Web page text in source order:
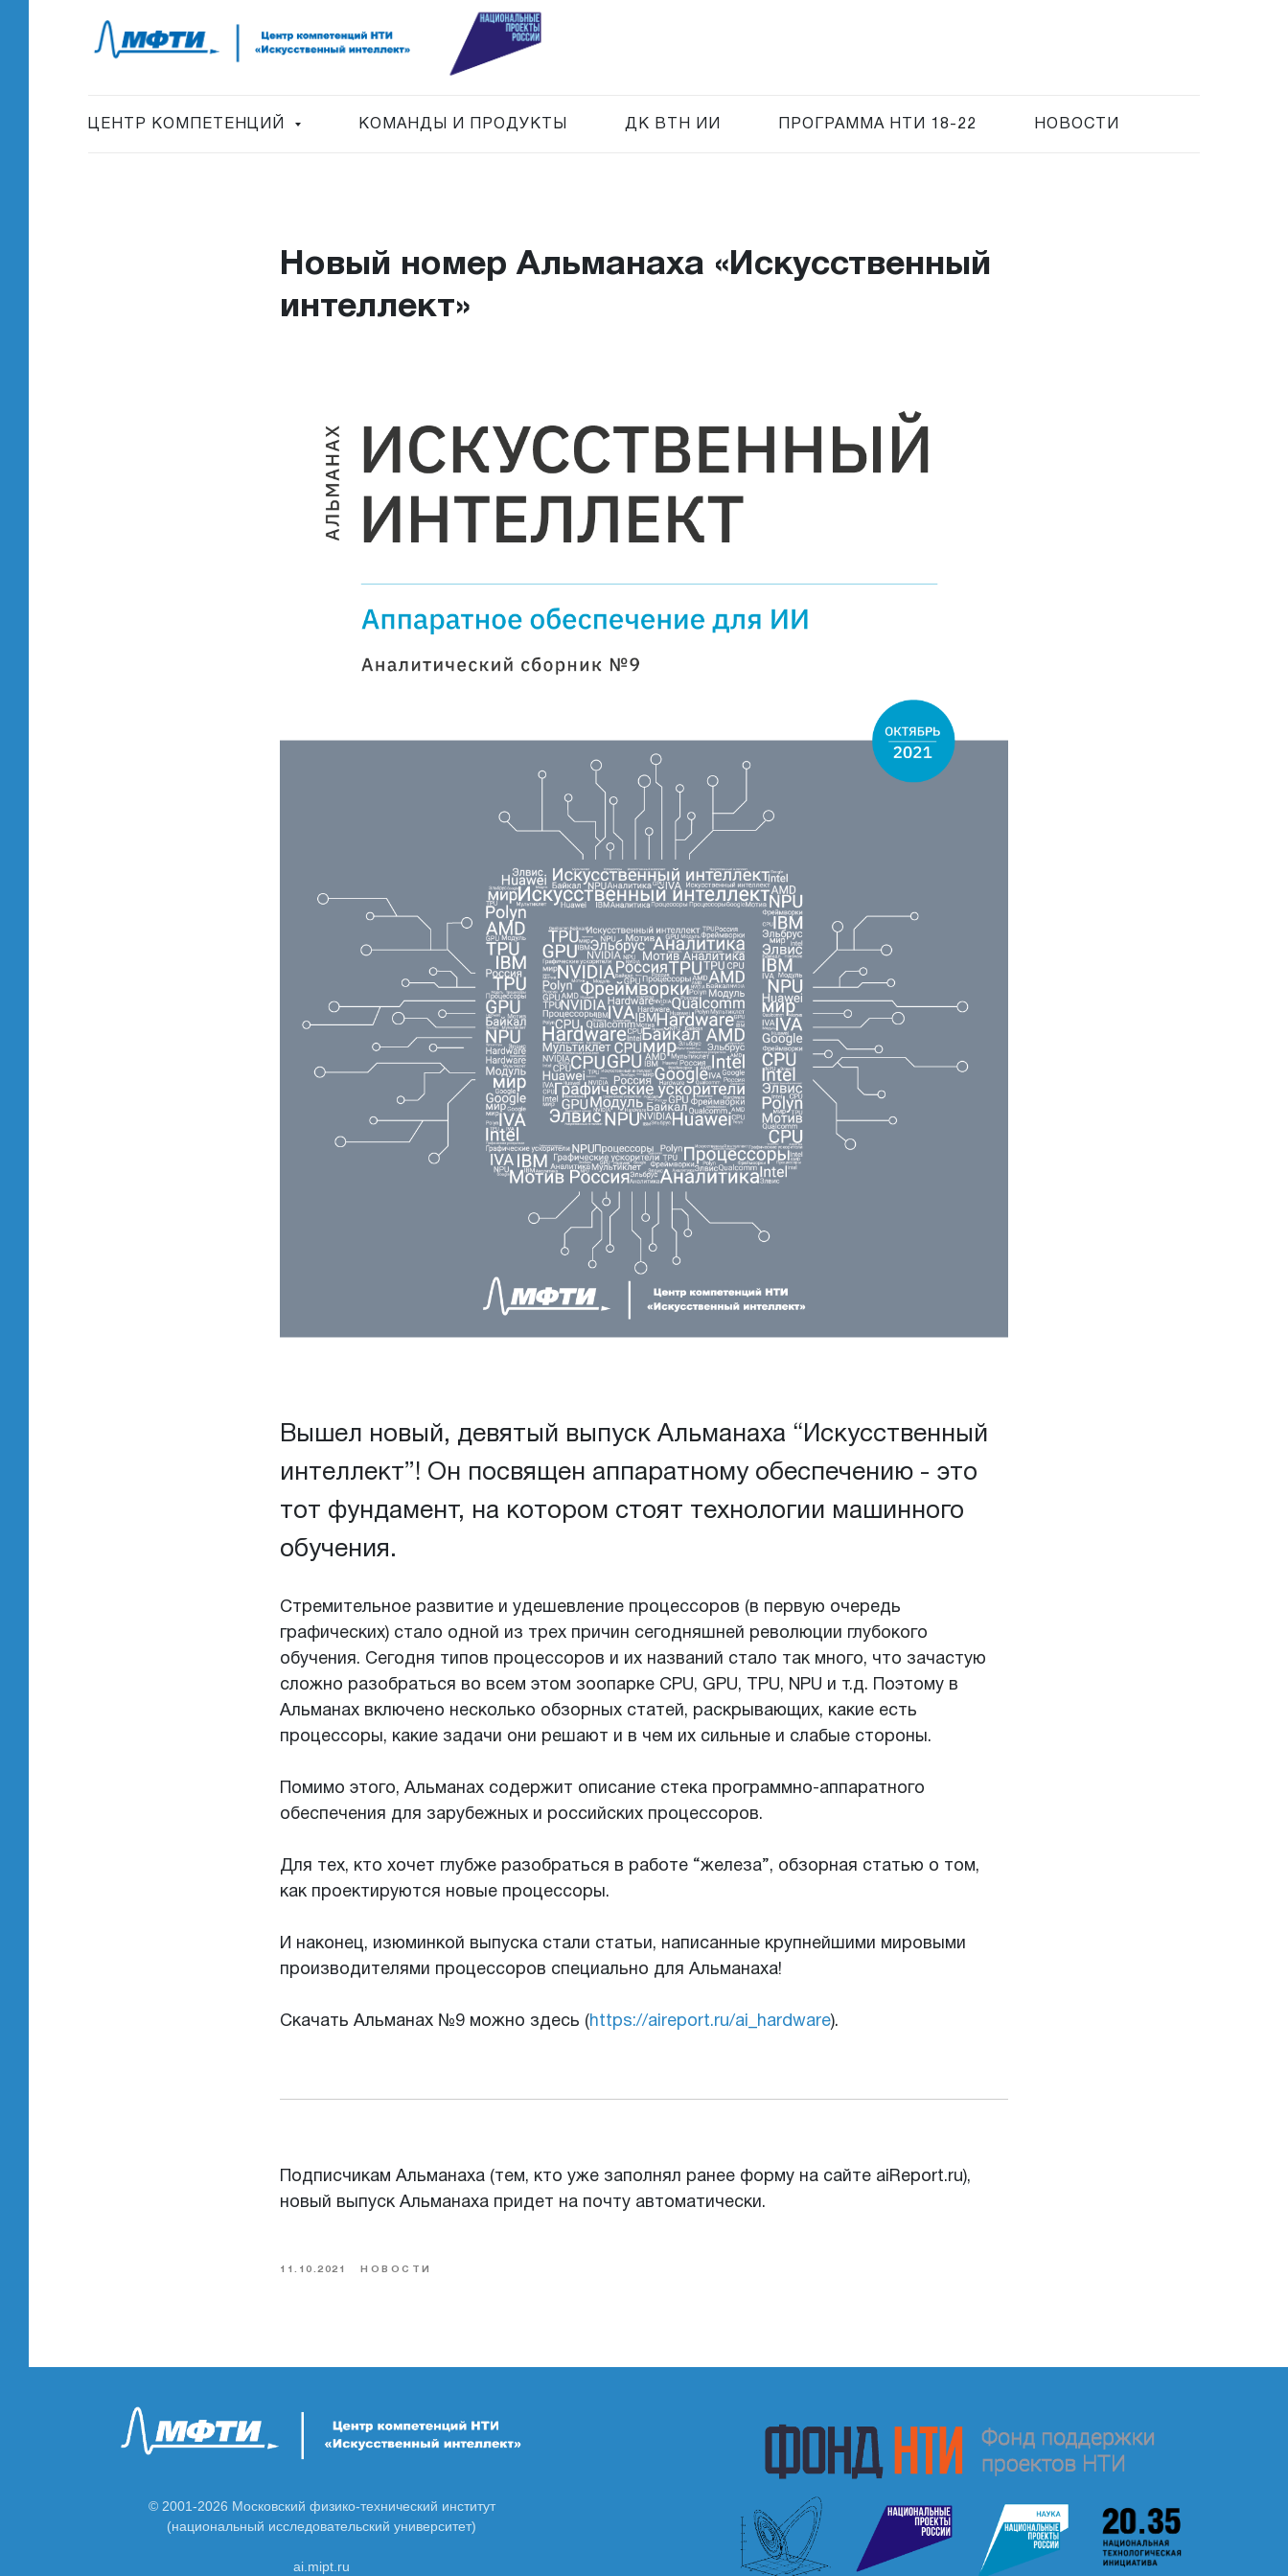
ЦЕНТР КОМПЕТЕНЦИЙ КОМАНДЫ И ПРОДУКТЫ ДК ВТН ИИ ПРОГРАММА НТИ 18-22 НОВОСТИ
Новый номер Альманаха «Искусственный
интеллект»
Вышел новый, девятый выпуск Альманаха “Искусственный
интеллект”! Он посвящен аппаратному обеспечению - это
тот фундамент, на котором стоят технологии машинного
обучения.
Стремительное развитие и удешевление процессоров (в первую очередь
графических) стало одной из трех причин сегодняшней революции глубокого
обучения. Сегодня типов процессоров и их названий стало так много, что зачастую
сложно разобраться во всем этом зоопарке CPU, GPU, TPU, NPU и т.д. Поэтому в
Альманах включено несколько обзорных статей, раскрывающих, какие есть
процессоры, какие задачи они решают и в чем их сильные и слабые стороны.
Помимо этого, Альманах содержит описание стека программно-аппаратного
обеспечения для зарубежных и российских процессоров.
Для тех, кто хочет глубже разобраться в работе “железа”, обзорная статью о том,
как проектируются новые процессоры.
И наконец, изюминкой выпуска стали статьи, написанные крупнейшими мировыми
производителями процессоров специально для Альманаха!
Скачать Альманах №9 можно здесь (https://aireport.ru/ai_hardware).
Подписчикам Альманаха (тем, кто уже заполнял ранее форму на сайте aiReport.ru),
новый выпуск Альманаха придет на почту автоматически.
11.10.2021 НОВОСТИ
© 2001-2026 Московский физико-технический институт
(национальный исследовательский университет)
ai.mipt.ru